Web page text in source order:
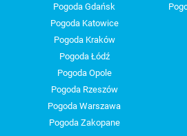
Pogoda Gdańsk
Pogoda Katowice
Pogoda Kraków
Pogoda Łódź
Pogoda Opole
Pogoda Rzeszów
Pogoda Warszawa
Pogoda Zakopane